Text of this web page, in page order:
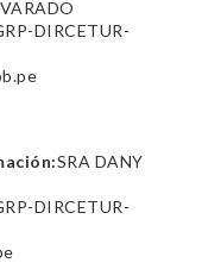
DIRCETUR-
SRA DANY
DIRCETUR-